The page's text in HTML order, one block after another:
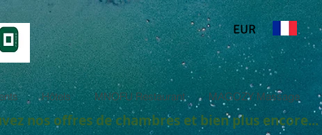
EUR
Hôtels MNOFU Restaurant MAGOZY Massage
nos offres de chambres et bien plus encore...